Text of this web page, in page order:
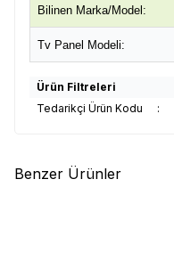
Bilinen Marka/Model:
Tv Panel Modeli:
Ürün Filtreleri
Tedarikçi Ürün Kodu
:
Benzer Ürünler